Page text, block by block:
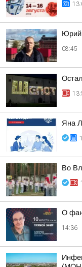
Юрий
08:45
Яна
Во
О
14:36